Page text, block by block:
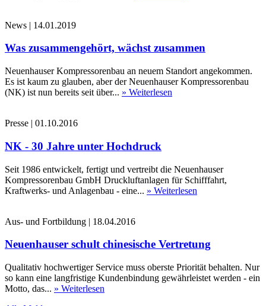
News | 14.01.2019
Was zusammengehört, wächst zusammen
Neuenhauser Kompressorenbau an neuem Standort angekommen.
Es ist kaum zu glauben, aber der Neuenhauser Kompressorenbau
(NK) ist nun bereits seit über... » Weiterlesen
Presse | 01.10.2016
NK - 30 Jahre unter Hochdruck
Seit 1986 entwickelt, fertigt und vertreibt die Neuenhauser
Kompressorenbau GmbH Druckluftanlagen für Schifffahrt,
Kraftwerks- und Anlagenbau - eine... » Weiterlesen
Aus- und Fortbildung | 18.04.2016
Neuenhauser schult chinesische Vertretung
Qualitativ hochwertiger Service muss oberste Priorität behalten. Nur
so kann eine langfristige Kundenbindung gewährleistet werden - ein
Motto, das... » Weiterlesen